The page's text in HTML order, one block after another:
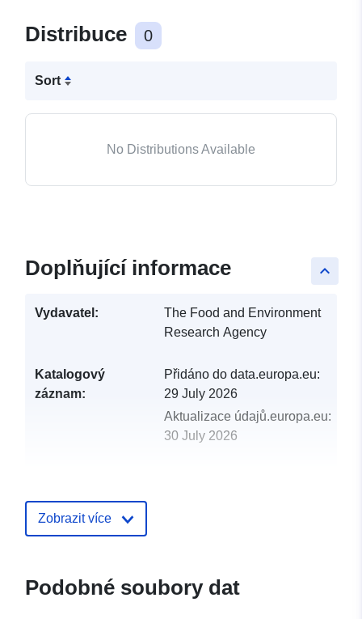
Distribuce 0
Sort
No Distributions Available
keyboard_arrow_up
Doplňující informace
Vydavatel:
The Food and Environment
Research Agency
Katalogový
záznam:
Přidáno do data.europa.eu:
29 July 2026
Aktualizace údajů.europa.eu:
30 July 2026
Zobrazit více
Podobné soubory dat